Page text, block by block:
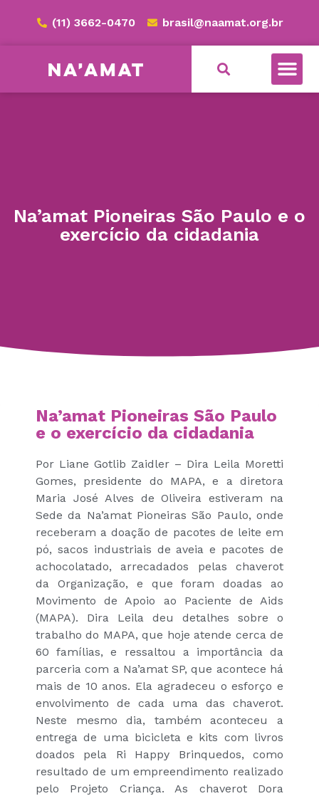
(11) 3662-0470 brasil@naamat.org.br
Na’amat Pioneiras São Paulo e o
exercício da cidadania
Na’amat Pioneiras São Paulo
e o exercício da cidadania
Por Liane Gotlib Zaidler – Dira Leila Moretti
Gomes, presidente do MAPA, e a diretora
Maria José Alves de Oliveira estiveram na
Sede da Na’amat Pioneiras São Paulo, onde
receberam a doação de pacotes de leite em
pó, sacos industriais de aveia e pacotes de
achocolatado, arrecadados pelas chaverot
da Organização, e que foram doadas ao
Movimento de Apoio ao Paciente de Aids
(MAPA). Dira Leila deu detalhes sobre o
trabalho do MAPA, que hoje atende cerca de
60 famílias, e ressaltou a importância da
parceria com a Na’amat SP, que acontece há
mais de 10 anos. Ela agradeceu o esforço e
envolvimento de cada uma das chaverot.
Neste mesmo dia, também aconteceu a
entrega de uma bicicleta e kits com livros
doados pela Ri Happy Brinquedos, como
resultado de um empreendimento realizado
pelo Projeto Criança. As chaverot Dora